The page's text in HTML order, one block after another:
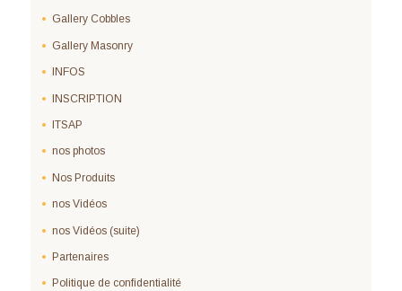
Gallery Cobbles
Gallery Masonry
INFOS
INSCRIPTION
ITSAP
nos photos
Nos Produits
nos Vidéos
nos Vidéos (suite)
Partenaires
Politique de confidentialité